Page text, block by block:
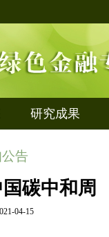
研究成果
告
碳中和周
04-15